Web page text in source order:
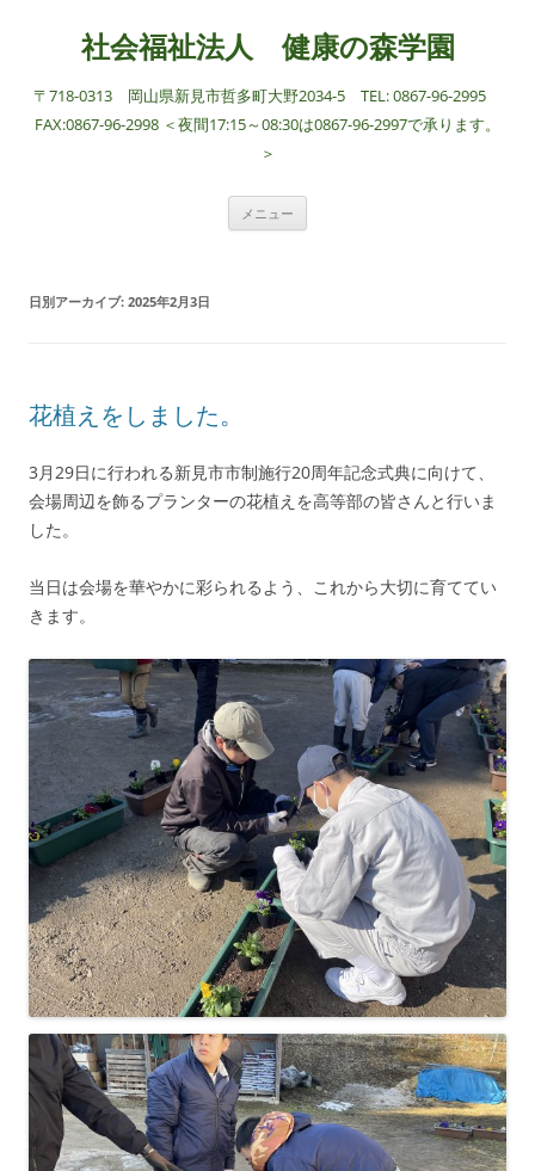
社会福祉法人 健康の森学園
〒718-0313 岡山県新見市哲多町大野2034-5 TEL: 0867-96-2995
FAX:0867-96-2998 ＜夜間17:15～08:30は0867-96-2997で承ります。
＞
メニュー
日別アーカイブ: 2025年2月3日
花植えをしました。
3月29日に行われる新見市市制施行20周年記念式典に向けて、
会場周辺を飾るプランターの花植えを高等部の皆さんと行いま
した。
当日は会場を華やかに彩られるよう、これから大切に育ててい
きます。